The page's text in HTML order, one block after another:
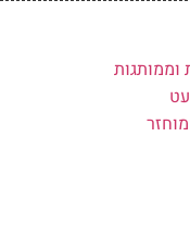
וממותגות